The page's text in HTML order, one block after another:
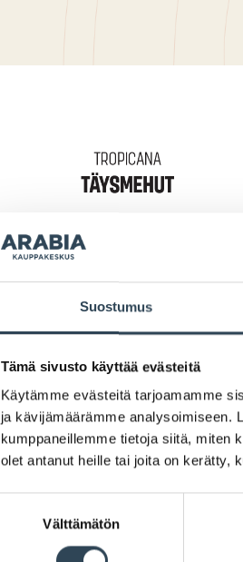
Suostumus
Tämä sivusto käyttää evästeitä
Käytämme evästeitä tarjoamamme
ja kävijämäärämme analysoimiseen.
kumppaneillemme tietoja siitä, miten
olet antanut heille tai joita on kerätty,
Välttämätön